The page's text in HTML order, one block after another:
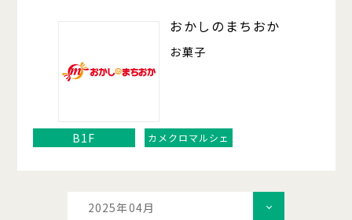
おかしのまちおか
お菓子
B1F カメクロマルシェ
2025年04月